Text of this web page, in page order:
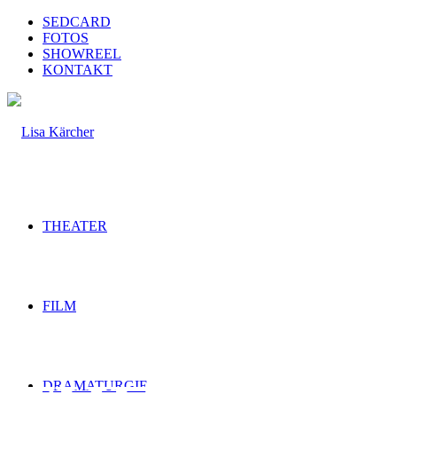
SEDCARD
FOTOS
SHOWREEL
KONTAKT
THEATER
FILM
DRAMATURGIE
THEATER